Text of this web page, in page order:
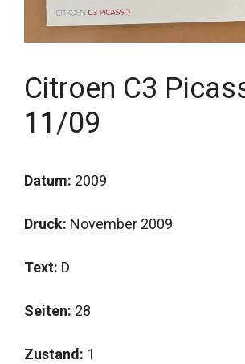
Citroen C3
11/09
Datum: 2009
Druck: November 2009
Text: D
Seiten: 28
Zustand: 1